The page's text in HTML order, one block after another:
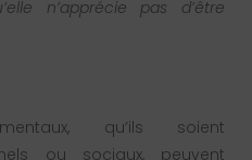
n’apprécie pas d’être
qu’ils soient
ou sociaux, peuvent